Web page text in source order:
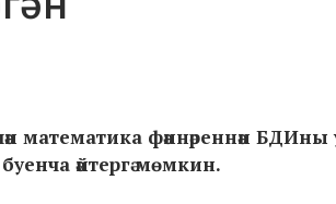
математика фәннәреннән
әйтергә мөмкин.